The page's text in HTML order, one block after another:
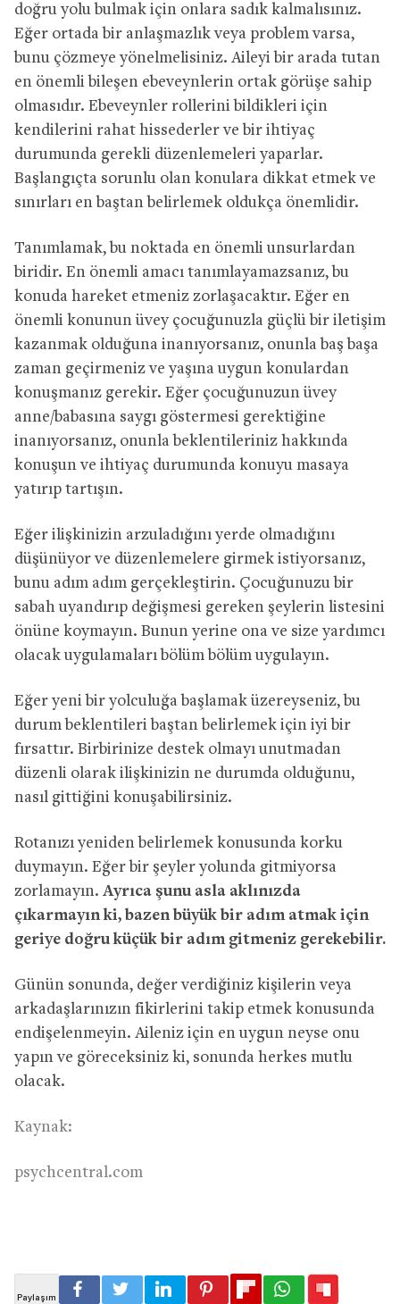
doğru yolu bulmak için onlara sadık kalmalısınız.
Eğer ortada bir anlaşmazlık veya problem varsa,
bunu çözmeye yönelmelisiniz. Aileyi bir arada tutan
en önemli bileşen ebeveynlerin ortak görüşe sahip
olmasıdır. Ebeveynler rollerini bildikleri için
kendilerini rahat hissederler ve bir ihtiyaç
durumunda gerekli düzenlemeleri yaparlar.
Başlangıçta sorunlu olan konulara dikkat etmek ve
sınırları en baştan belirlemek oldukça önemlidir.
Tanımlamak, bu noktada en önemli unsurlardan
biridir. En önemli amacı tanımlayamazsanız, bu
konuda hareket etmeniz zorlaşacaktır. Eğer en
önemli konunun üvey çocuğunuzla güçlü bir iletişim
kazanmak olduğuna inanıyorsanız, onunla baş başa
zaman geçirmeniz ve yaşına uygun konulardan
konuşmanız gerekir. Eğer çocuğunuzun üvey
anne/babasına saygı göstermesi gerektiğine
inanıyorsanız, onunla beklentileriniz hakkında
konuşun ve ihtiyaç durumunda konuyu masaya
yatırıp tartışın.
Eğer ilişkinizin arzuladığını yerde olmadığını
düşünüyor ve düzenlemelere girmek istiyorsanız,
bunu adım adım gerçekleştirin. Çocuğunuzu bir
sabah uyandırıp değişmesi gereken şeylerin listesini
önüne koymayın. Bunun yerine ona ve size yardımcı
olacak uygulamaları bölüm bölüm uygulayın.
Eğer yeni bir yolculuğa başlamak üzereyseniz, bu
durum beklentileri baştan belirlemek için iyi bir
fırsattır. Birbirinize destek olmayı unutmadan
düzenli olarak ilişkinizin ne durumda olduğunu,
nasıl gittiğini konuşabilirsiniz.
Rotanızı yeniden belirlemek konusunda korku
duymayın. Eğer bir şeyler yolunda gitmiyorsa
zorlamayın. Ayrıca şunu asla aklınızda
çıkarmayın ki, bazen büyük bir adım atmak için
geriye doğru küçük bir adım gitmeniz gerekebilir.
Günün sonunda, değer verdiğiniz kişilerin veya
arkadaşlarınızın fikirlerini takip etmek konusunda
endişelenmeyin. Aileniz için en uygun neyse onu
yapın ve göreceksiniz ki, sonunda herkes mutlu
olacak.
Kaynak:
psychcentral.com